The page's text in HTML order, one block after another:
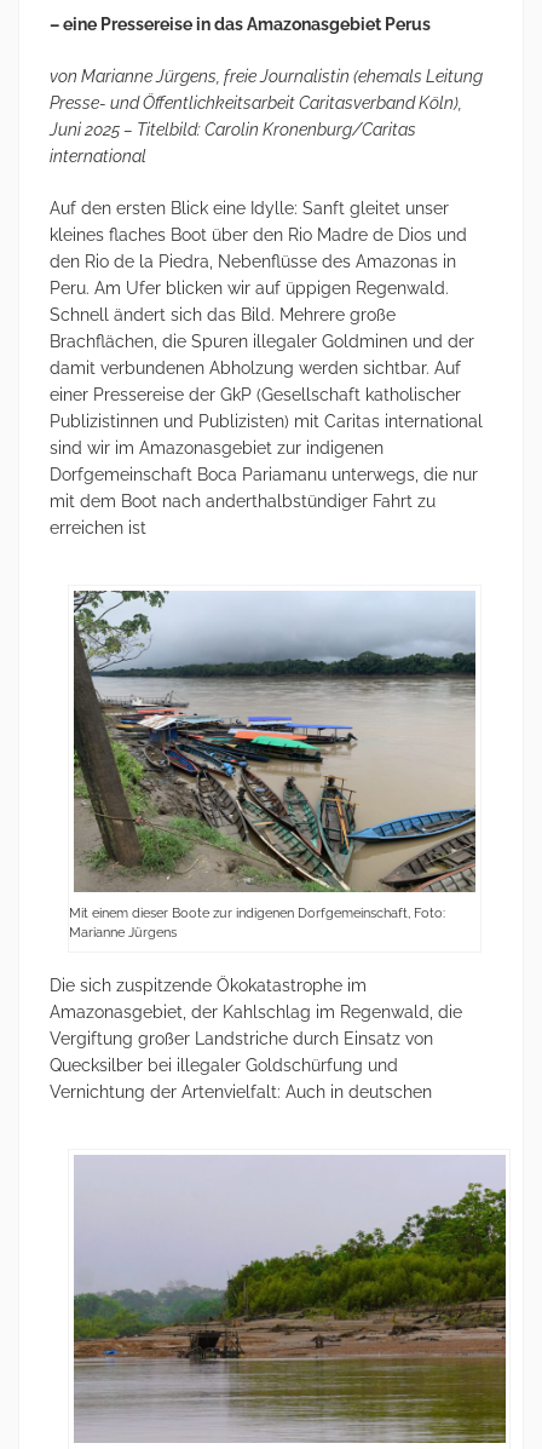
– eine Pressereise in das Amazonasgebiet Perus
von Marianne Jürgens, freie Journalistin (ehemals Leitung
Presse- und Öffentlichkeitsarbeit Caritasverband Köln),
Juni 2025 – Titelbild: Carolin Kronenburg/Caritas
international
Auf den ersten Blick eine Idylle: Sanft gleitet unser
kleines flaches Boot über den Rio Madre de Dios und
den Rio de la Piedra, Nebenflüsse des Amazonas in
Peru. Am Ufer blicken wir auf üppigen Regenwald.
Schnell ändert sich das Bild. Mehrere große
Brachflächen, die Spuren illegaler Goldminen und der
damit verbundenen Abholzung werden sichtbar. Auf
einer Pressereise der GkP (Gesellschaft katholischer
Publizistinnen und Publizisten) mit Caritas international
sind wir im Amazonasgebiet zur indigenen
Dorfgemeinschaft Boca Pariamanu unterwegs, die nur
mit dem Boot nach anderthalbstündiger Fahrt zu
erreichen ist
Mit einem dieser Boote zur indigenen Dorfgemeinschaft, Foto:
Marianne Jürgens
Die sich zuspitzende Ökokatastrophe im
Amazonasgebiet, der Kahlschlag im Regenwald, die
Vergiftung großer Landstriche durch Einsatz von
Quecksilber bei illegaler Goldschürfung und
Vernichtung der Artenvielfalt: Auch in deutschen